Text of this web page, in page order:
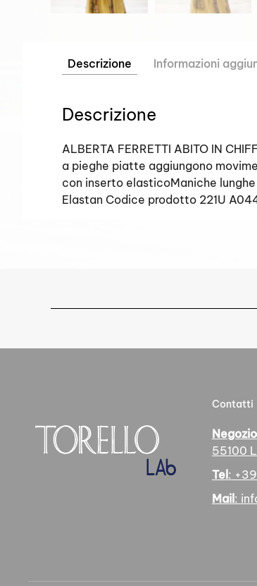
Descrizione Informazioni
Descrizione
ALBERTA FERRETTI ABITO IN
a pieghe piatte aggiungono
con inserto elasticoManiche
Elastan Codice prodotto 221U
Contatti
Negozio
55100
Tel :
Mail :